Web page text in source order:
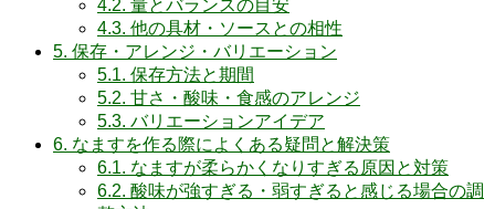
4.2. 量とバランスの目安
4.3. 他の具材・ソースとの相性
5. 保存・アレンジ・バリエーション
5.1. 保存方法と期間
5.2. 甘さ・酸味・食感のアレンジ
5.3. バリエーションアイデア
6. なますを作る際によくある疑問と解決策
6.1. なますが柔らかくなりすぎる原因と対策
6.2. 酸味が強すぎる・弱すぎると感じる場合の調